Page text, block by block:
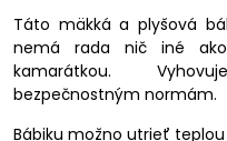
Táto mäkká a plyšová
nemá rada nič iné
kamarátkou.
bezpečnostným normám.
Bábiku možno utrieť